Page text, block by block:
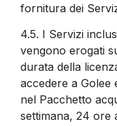
fornitura dei
4.5. I Servizi
vengono erogati
durata della
accedere a Golee
nel Pacchetto
settimana, 24 ore